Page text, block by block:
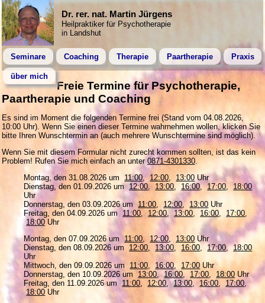
Dr. rer. nat. Martin Jürgens
Heilpraktiker für Psychotherapie
in Landshut
Seminare Coaching Therapie Paartherapie Praxis
über mich
Freie Termine für Psychotherapie,
Paartherapie und Coaching
Es sind im Moment die folgenden Termine frei (Stand vom 04.08.2026,
10:00 Uhr). Wenn Sie einen dieser Termine wahrnehmen wollen, klicken Sie
bitte Ihren Wunschtermin an (auch mehrere Wunschtermine sind möglich).
Wenn Sie mit diesem Formular nicht zurecht kommen sollten, ist das kein
Problem! Rufen Sie mich einfach an unter 0871-4301330.
Montag, den 31.08.2026 um
11:00 , 12:00 13:00 Uhr
Dienstag, den 01.09.2026 um
12:00 13:00 16:00, 17:00,
18:00
Uhr
Donnerstag, den 03.09.2026 um
11:00 12:00 , 13:00 Uhr
Freitag, den 04.09.2026 um
11:00 , 12:00 13:00 16:00 17:00
18:00 Uhr
Montag, den 07.09.2026 um
11:00 12:00 13:00 Uhr
Dienstag, den 08.09.2026 um
12:00 13:00 16:00 , 17:00, 18:00
Uhr
Mittwoch, den 09.09.2026 um
11:00 16:00 17:00Uhr
Donnerstag, den 10.09.2026 um
13:00 , 16:00, 17:00 18:00 Uhr
Freitag, den 11.09.2026 um
11:00 12:00, 13:00 16:00 17:00
18:00 Uhr